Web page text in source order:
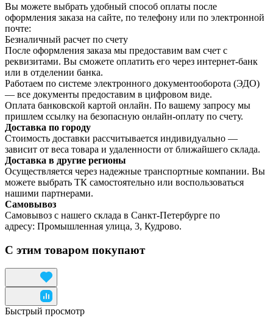
Вы можете выбрать удобный способ оплаты после
оформления заказа на сайте, по телефону или по электронной
почте:
Безналичный расчет по счету
После оформления заказа мы предоставим вам счет с
реквизитами. Вы сможете оплатить его через интернет-банк
или в отделении банка.
Работаем по системе электронного документооборота (ЭДО)
— все документы предоставим в цифровом виде.
Оплата банковской картой онлайн. По вашему запросу мы
пришлем ссылку на безопасную онлайн-оплату по счету.
Доставка по городу
Стоимость доставки рассчитывается индивидуально —
зависит от веса товара и удаленности от ближайшего склада.
Доставка в другие регионы
Осуществляется через надежные транспортные компании. Вы
можете выбрать ТК самостоятельно или воспользоваться
нашими партнерами.
Самовывоз
Самовывоз с нашего склада в Санкт-Петербурге по
адресу: Промышленная улица, 3, Кудрово.
С этим товаром покупают
Быстрый просмотр